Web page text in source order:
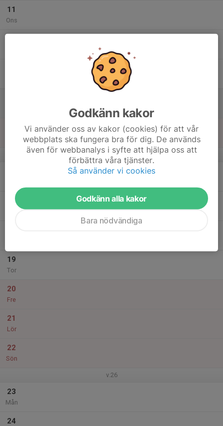
11
Ons
v.25
17
19
Tor
20
Fre
21
Lör
22
Sön
v.26
23
Mån
24
Godkänn kakor
Vi använder oss av kakor (cookies) för att vår
webbplats ska fungera bra för dig. De används
även för webbanalys i syfte att hjälpa oss att
förbättra våra tjänster.
Så använder vi cookies
Godkänn alla kakor
Bara nödvändiga